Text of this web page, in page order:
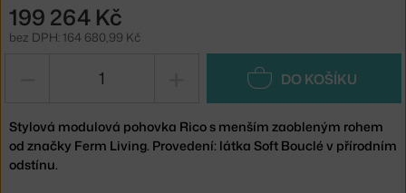
199 264 Kč
bez DPH: 164 680,99 Kč
DO KOŠÍKU
Stylová modulová pohovka Rico s menším zaobleným rohem
od značky Ferm Living. Provedení: látka Soft Bouclé v přírodním
odstínu.